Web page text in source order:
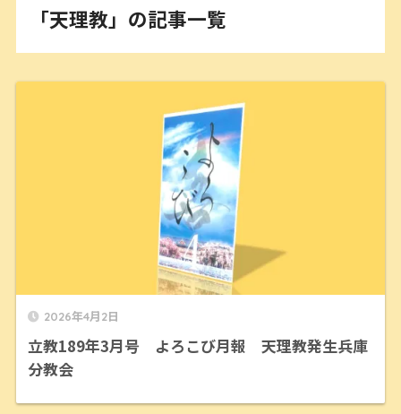
「天理教」の記事一覧
2026年4月2日
立教189年3月号 よろこび月報 天理教発生兵庫
分教会